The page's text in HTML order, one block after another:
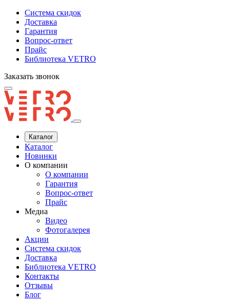
Система скидок
Доставка
Гарантия
Вопрос-ответ
Прайс
Библиотека VETRO
Заказать звонок
Каталог
Каталог
Новинки
О компании
О компании
Гарантия
Вопрос-ответ
Прайс
Медиа
Видео
Фотогалерея
Акции
Система скидок
Доставка
Библиотека VETRO
Контакты
Отзывы
Блог